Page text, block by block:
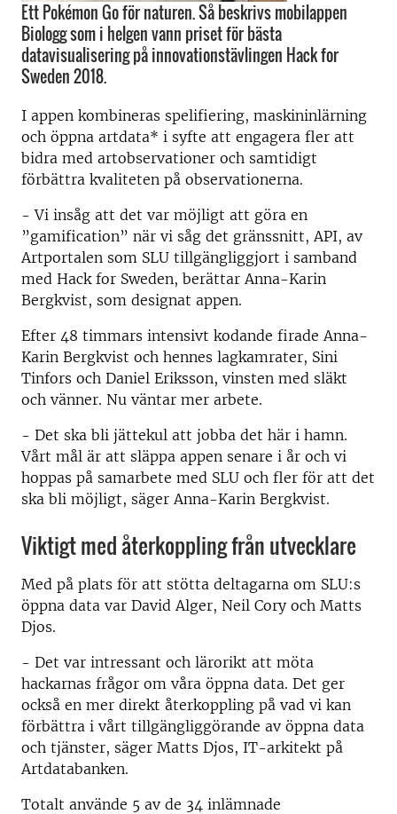
Ett Pokémon Go för naturen. Så beskrivs mobilappen
Biologg som i helgen vann priset för bästa
datavisualisering på innovationstävlingen Hack for
Sweden 2018.
I appen kombineras spelifiering, maskininlärning
och öppna artdata* i syfte att engagera fler att
bidra med artobservationer och samtidigt
förbättra kvaliteten på observationerna.
- Vi insåg att det var möjligt att göra en
”gamification” när vi såg det gränssnitt, API, av
Artportalen som SLU tillgängliggjort i samband
med Hack for Sweden, berättar Anna-Karin
Bergkvist, som designat appen.
Efter 48 timmars intensivt kodande firade Anna-
Karin Bergkvist och hennes lagkamrater, Sini
Tinfors och Daniel Eriksson, vinsten med släkt
och vänner. Nu väntar mer arbete.
- Det ska bli jättekul att jobba det här i hamn.
Vårt mål är att släppa appen senare i år och vi
hoppas på samarbete med SLU och fler för att det
ska bli möjligt, säger Anna-Karin Bergkvist.
Viktigt med återkoppling från utvecklare
Med på plats för att stötta deltagarna om SLU:s
öppna data var David Alger, Neil Cory och Matts
Djos.
- Det var intressant och lärorikt att möta
hackarnas frågor om våra öppna data. Det ger
också en mer direkt återkoppling på vad vi kan
förbättra i vårt tillgängliggörande av öppna data
och tjänster, säger Matts Djos, IT-arkitekt på
Artdatabanken.
Totalt använde 5 av de 34 inlämnade